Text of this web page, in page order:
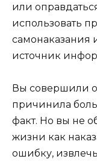
или
использовать
самонаказания
источник
Вы совершили
причинила
факт. Но вы не
жизни как
ошибку,